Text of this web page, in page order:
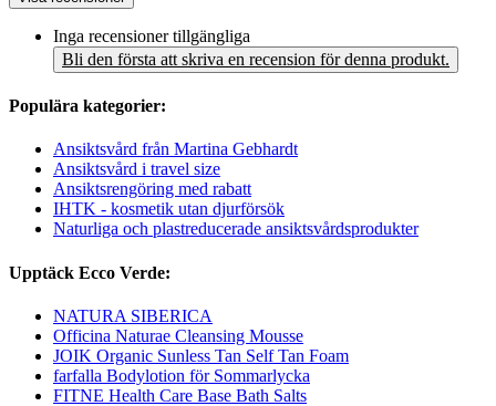
Inga recensioner tillgängliga
Bli den första att skriva en recension för denna produkt.
Populära kategorier:
Ansiktsvård från Martina Gebhardt
Ansiktsvård i travel size
Ansiktsrengöring med rabatt
IHTK - kosmetik utan djurförsök
Naturliga och plastreducerade ansiktsvårdsprodukter
Upptäck Ecco Verde:
NATURA SIBERICA
Officina Naturae Cleansing Mousse
JOIK Organic Sunless Tan Self Tan Foam
farfalla Bodylotion för Sommarlycka
FITNE Health Care Base Bath Salts